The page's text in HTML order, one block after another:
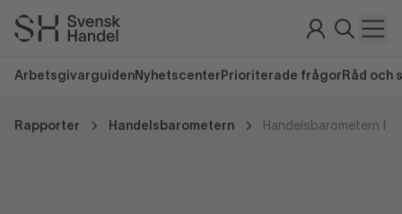
Arbetsgivarguiden Nyhetscenter Prioriterade frågor Råd och
Rapporter Handelsbarometern Handelsbarometern